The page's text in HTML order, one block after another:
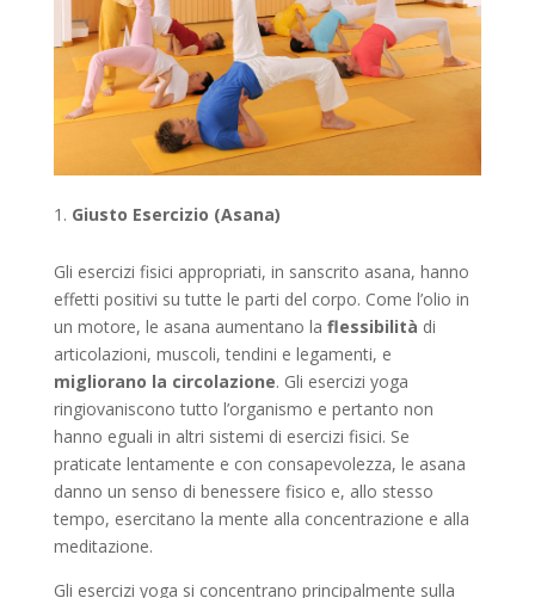
Giusto Esercizio (Asana)
Gli esercizi fisici appropriati, in sanscrito asana, hanno
effetti positivi su tutte le parti del corpo. Come l’olio in
un motore, le asana aumentano la flessibilità di
articolazioni, muscoli, tendini e legamenti, e
migliorano la circolazione. Gli esercizi yoga
ringiovaniscono tutto l’organismo e pertanto non
hanno eguali in altri sistemi di esercizi fisici. Se
praticate lentamente e con consapevolezza, le asana
danno un senso di benessere fisico e, allo stesso
tempo, esercitano la mente alla concentrazione e alla
meditazione.
Gli esercizi yoga si concentrano principalmente sulla